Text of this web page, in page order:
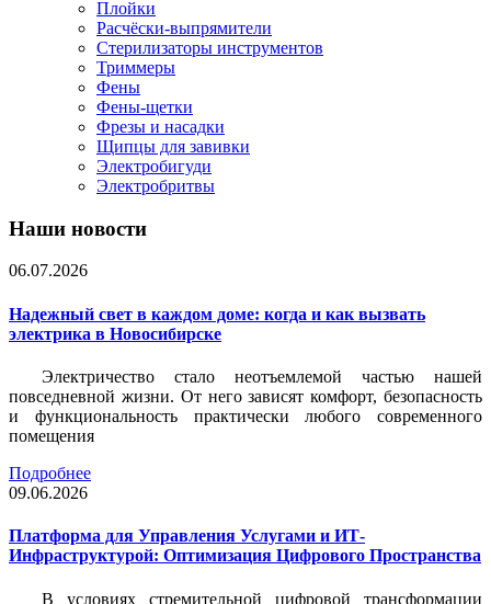
Плойки
Расчёски-выпрямители
Стерилизаторы инструментов
Триммеры
Фены
Фены-щетки
Фрезы и насадки
Щипцы для завивки
Электробигуди
Электробритвы
Наши новости
06.07.2026
Надежный свет в каждом доме: когда и как вызвать
электрика в Новосибирске
Электричество стало неотъемлемой частью нашей
повседневной жизни. От него зависят комфорт, безопасность
и функциональность практически любого современного
помещения
Подробнее
09.06.2026
Платформа для Управления Услугами и ИТ-
Инфраструктурой: Оптимизация Цифрового Пространства
В условиях стремительной цифровой трансформации